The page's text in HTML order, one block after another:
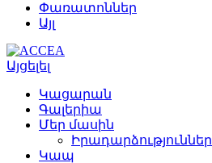
Փառատոններ
Այլ
Այցելել
Կացարան
Գալերիա
Մեր մասին
Իրադարձություններ
Կապ